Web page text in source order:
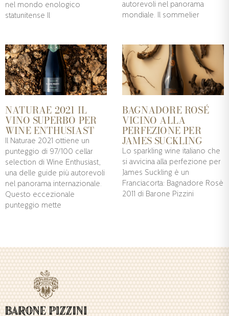
nel mondo enologico
statunitense Il
autorevoli nel panorama
mondiale. Il sommelier
NATURAE 2021 IL
VINO SUPERBO PER
WINE ENTHUSIAST
Il Naturae 2021 ottiene un
punteggio di 97/100 cellar
selection di Wine Enthusiast,
una delle guide più autorevoli
nel panorama internazionale.
Questo eccezionale
punteggio mette
BAGNADORE ROSÉ
VICINO ALLA
PERFEZIONE PER
JAMES SUCKLING
Lo sparkling wine italiano che
si avvicina alla perfezione per
James Suckling è un
Franciacorta: Bagnadore Rosè
2011 di Barone Pizzini